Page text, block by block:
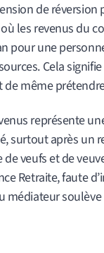
de
les revenus du
pour une
Cela
même
représente
surtout après un
de veufs et de
Retraite, faute